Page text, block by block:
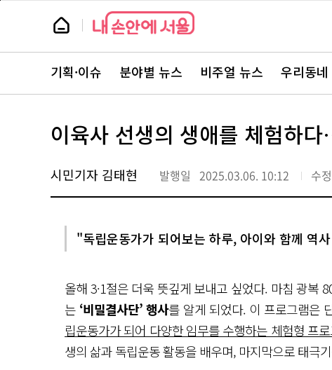
본
뉴
스
뉴
스
주
서
바
로
기획·이슈 분야별 뉴스 비주얼 뉴스 우리동네
이육사 선생의 생애를 체험하
시민기자 김태현 발행일 2025.03.06. 10:12 수
"독립운동가가 되어보는 하루, 아이와 함께 역
올해 3·1절은 더욱 뜻깊게 보내고 싶었다. 마침 광복
는 ‘비밀결사단’ 행사를 알게 되었다. 이 프로그램은
립운동가가 되어 다양한 임무를 수행하는 체험형 프
생의 삶과 독립운동 활동을 배우며, 마지막으로 태극
페